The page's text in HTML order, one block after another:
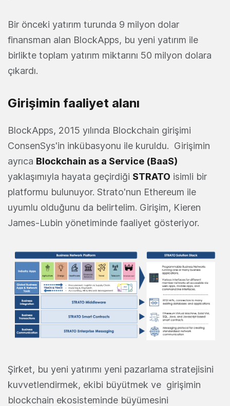
Bir önceki yatırım turunda 9 milyon dolar
finansman alan BlockApps, bu yeni yatırım ile
birlikte toplam yatırım miktarını 50 milyon dolara
çıkardı.
Girişimin faaliyet alanı
BlockApps, 2015 yılında Blockchain girişimi
ConsenSys'in inkübasyonu ile kuruldu. Girişimin
ayrıca Blockchain as a Service (BaaS)
yaklaşımıyla hayata geçirdiği STRATO isimli bir
platformu bulunuyor. Strato'nun Ethereum ile
uyumlu olduğunu da belirtelim. Girişim, Kieren
James-Lubin yönetiminde faaliyet gösteriyor.
Şirket, bu yeni yatırımı yeni pazarlama stratejisini
kuvvetlendirmek, ekibi büyütmek ve girişimin
blockchain ekosisteminde büyümesini